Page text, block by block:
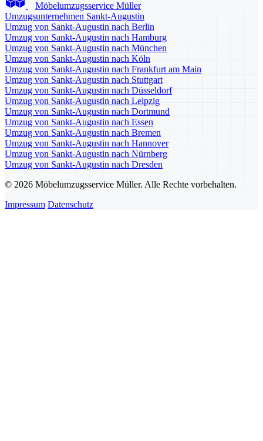
Möbelumzugsservice Müller
Umzugsunternehmen Sankt-Augustin
Umzug von Sankt-Augustin nach Berlin
Umzug von Sankt-Augustin nach Hamburg
Umzug von Sankt-Augustin nach München
Umzug von Sankt-Augustin nach Köln
Umzug von Sankt-Augustin nach Frankfurt am Main
Umzug von Sankt-Augustin nach Stuttgart
Umzug von Sankt-Augustin nach Düsseldorf
Umzug von Sankt-Augustin nach Leipzig
Umzug von Sankt-Augustin nach Dortmund
Umzug von Sankt-Augustin nach Essen
Umzug von Sankt-Augustin nach Bremen
Umzug von Sankt-Augustin nach Hannover
Umzug von Sankt-Augustin nach Nürnberg
Umzug von Sankt-Augustin nach Dresden
© 2026 Möbelumzugsservice Müller. Alle Rechte vorbehalten.
Impressum Datenschutz